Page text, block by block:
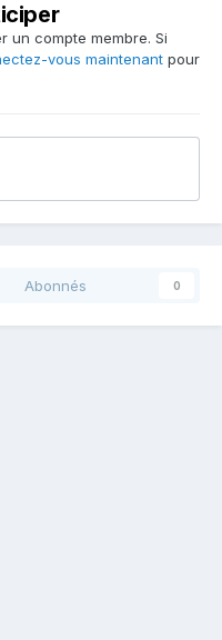
un compte membre. Si
vous maintenant pour
Abonnés 0